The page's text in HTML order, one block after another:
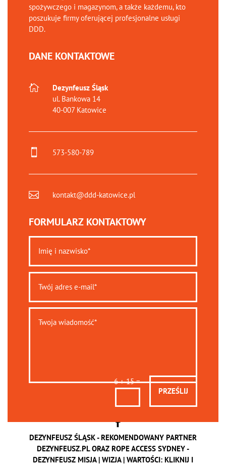
spożywczego i magazynom, a także każdemu, kto
poszukuje firmy oferującej profesjonalne usługi
DDD.
DANE KONTAKTOWE

Dezynfeusz Śląsk
ul. Bankowa 14
40-007 Katowice
 573-580-789
 kontakt@ddd-katowice.pl
FORMULARZ KONTAKTOWY
6 + 15=
PRZEŚLIJ
DEZYNFEUSZ ŚLĄSK - REKOMENDOWANY PARTNER
DEZYNFEUSZ.PLORAZ ROPE ACCESS SYDNEY-
DEZYNFEUSZ MISJA | WIZJA | WARTOŚCI: KLIKNIJ I